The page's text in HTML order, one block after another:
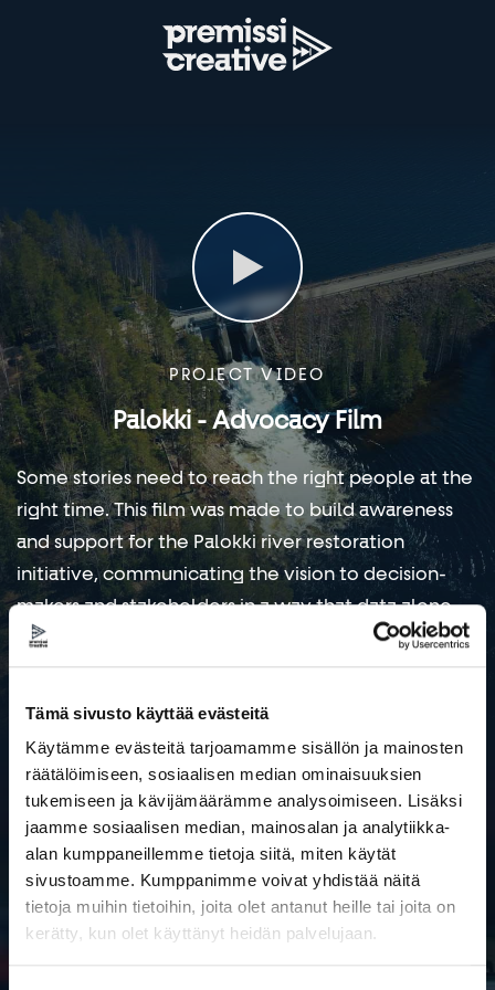
Tämä sivusto käyttää evästeitä
Käytämme evästeitä tarjoamamme sisällön ja mainosten
räätälöimiseen, sosiaalisen median ominaisuuksien
tukemiseen ja kävijämäärämme analysoimiseen. Lisäksi
jaamme sosiaalisen median, mainosalan ja analytiikka-
alan kumppaneillemme tietoja siitä, miten käytät
sivustoamme. Kumppanimme voivat yhdistää näitä
tietoja muihin tietoihin, joita olet antanut heille tai joita on
kerätty, kun olet käyttänyt heidän palvelujaan.
PROJECT VIDEO
Palokki - Advocacy Film
Some stories need to reach the right people at the
right time. This film was made to build awareness
and support for the Palokki river restoration
initiative, communicating the vision to decision-
makers and stakeholders in a way that data alone
never could.